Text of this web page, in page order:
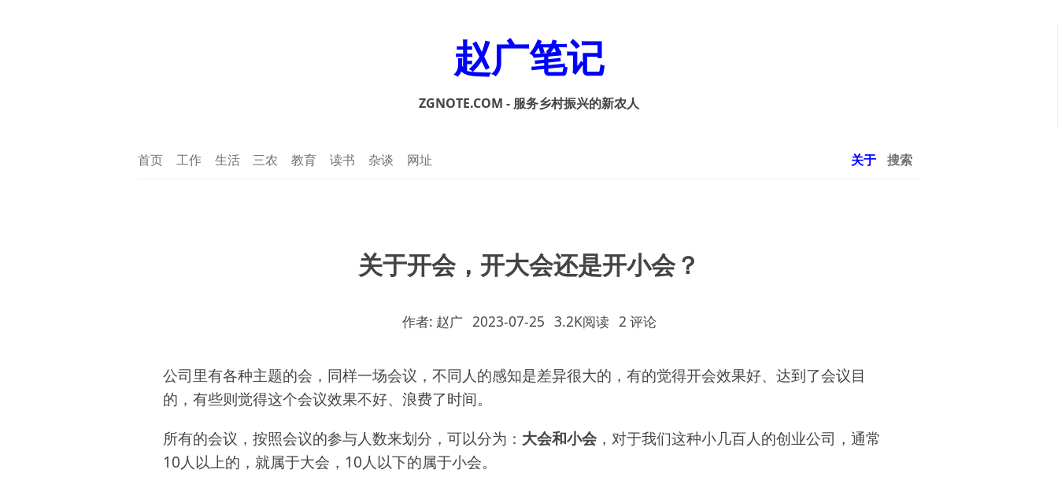
赵广笔记
ZGNOTE.COM - 服务乡村振兴的新农人
首页 工作 生活 三农 教育 读书 杂谈 网址 关于 搜索
关于开会，开大会还是开小会？
作者: 赵广 2023-07-25 3.2K阅读 2 评论
公司里有各种主题的会，同样一场会议，不同人的感知是差异很大的，有的觉得开会效果好、达到了会议目
的，有些则觉得这个会议效果不好、浪费了时间。
所有的会议，按照会议的参与人数来划分，可以分为： 大会和小会，对于我们这种小几百人的创业公司，通常
10人以上的，就属于大会，10人以下的属于小会。